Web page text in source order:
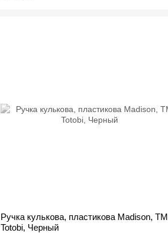
Ручка кулькова, пластикова Madison, ТМ
Totobi, Черный